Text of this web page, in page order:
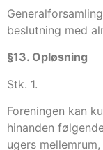
beslutning med
§13. Opløsning
Stk. 1.
Foreningen kan
hinanden
ugers